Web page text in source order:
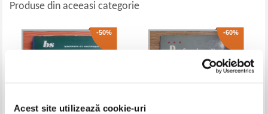
Acest site utilizează cookie-uri
Produse din aceeasi categorie
-50% -60%